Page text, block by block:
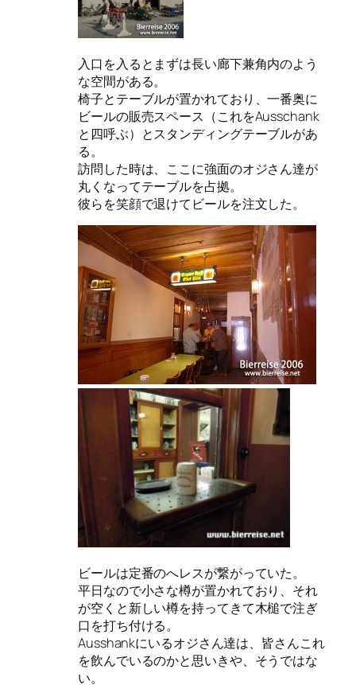
入口を入るとまずは長い廊下兼角内のよう
な空間がある。
椅子とテーブルが置かれており、一番奥に
ビールの販売スペース（これをAusschank
と四呼ぶ）とスタンディングテーブルがあ
る。
訪問した時は、ここに強面のオジさん達が
丸くなってテーブルを占拠。
彼らを笑顔で退けてビールを注文した。
ビールは定番のへレスが繋がっていた。
平日なので小さな樽が置かれており、それ
が空くと新しい樽を持ってきて木槌で注ぎ
口を打ち付ける。
Ausshankにいるオジさん達は、皆さんこれ
を飲んでいるのかと思いきや、そうではな
い。